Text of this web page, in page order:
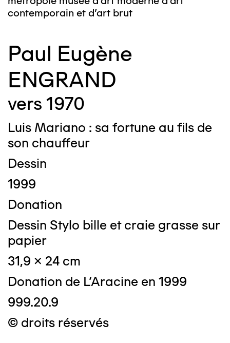
contemporain et d’art brut
Paul Eugène
ENGRAND
vers 1970
Luis Mariano : sa fortune au fils de
son chauffeur
Dessin
1999
Donation
Dessin Stylo bille et craie grasse sur
papier
31,9 x 24 cm
Donation de L'Aracine en 1999
999.20.9
© droits réservés